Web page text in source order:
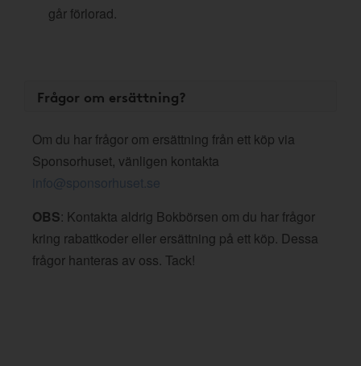
går förlorad.
Frågor om ersättning?
Om du har frågor om ersättning från ett köp via
Sponsorhuset, vänligen kontakta
info@sponsorhuset.se
OBS: Kontakta aldrig Bokbörsen om du har frågor
kring rabattkoder eller ersättning på ett köp. Dessa
frågor hanteras av oss. Tack!